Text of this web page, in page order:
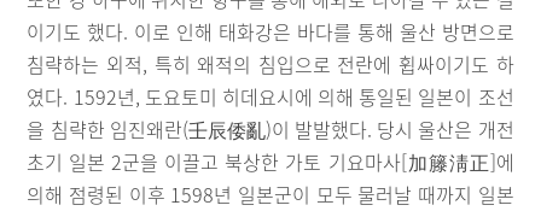
이기도 했다. 이로 인해 태화강은 바다를 통해 울산 방면으로
침략하는 외적, 특히 왜적의 침입으로 전란에 휩싸이기도 하
였다. 1592년, 도요토미 히데요시에 의해 통일된 일본이 조선
을 침략한 임진왜란(壬辰倭亂)이 발발했다. 당시 울산은 개전
초기 일본 2군을 이끌고 북상한 가토 기요마사[加籐淸正]에
의해 점령된 이후 1598년 일본군이 모두 물러날 때까지 일본